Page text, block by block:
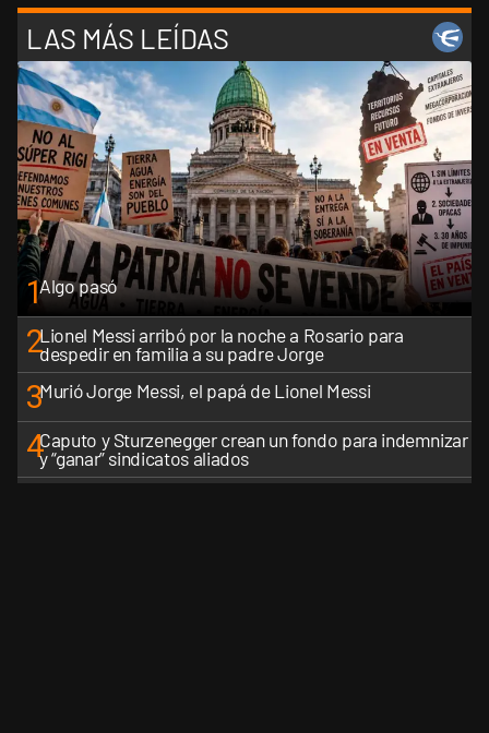
LAS MÁS LEÍDAS
1Algo pasó
2Lionel Messi arribó por la noche a Rosario para
despedir en familia a su padre Jorge
3Murió Jorge Messi, el papá de Lionel Messi
4Caputo y Sturzenegger crean un fondo para indemnizar
y “ganar” sindicatos aliados